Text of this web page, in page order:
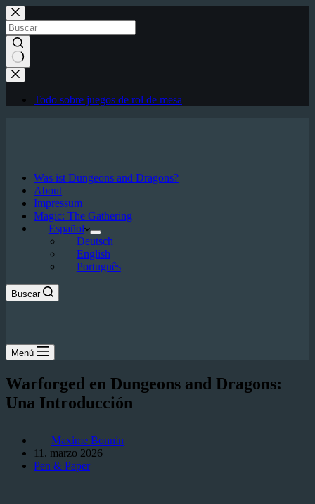
Saltar
al
contenido
Sin
resultados
Todo sobre juegos de rol de mesa
Was ist Dungeons and Dragons?
About
Impressum
Magic: The Gathering
Español
Deutsch
English
Português
Buscar
Menú
Warforged en Dungeons and Dragons:
Una Introducción
Maxime Bonnin
11. marzo 2026
Pen & Paper